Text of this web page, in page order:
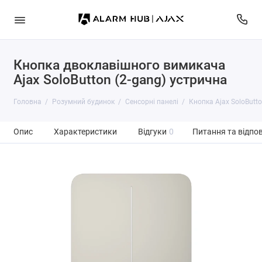
Кнопка двоклавішного вимикача
Ajax SoloButton (2-gang) устрична
Головна Розумний будинок Сенсорні панелі Кнопка Ajax
Опис Характеристики Відгуки 0 Питання та